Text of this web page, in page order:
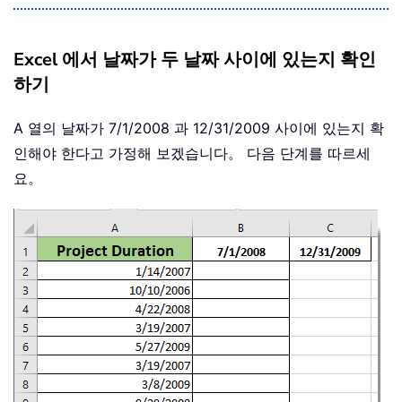
Excel 에서 날짜가 두 날짜 사이에 있는지 확인
하기
A 열의 날짜가 7/1/2008 과 12/31/2009 사이에 있는지 확
인해야 한다고 가정해 보겠습니다。 다음 단계를 따르세
요。